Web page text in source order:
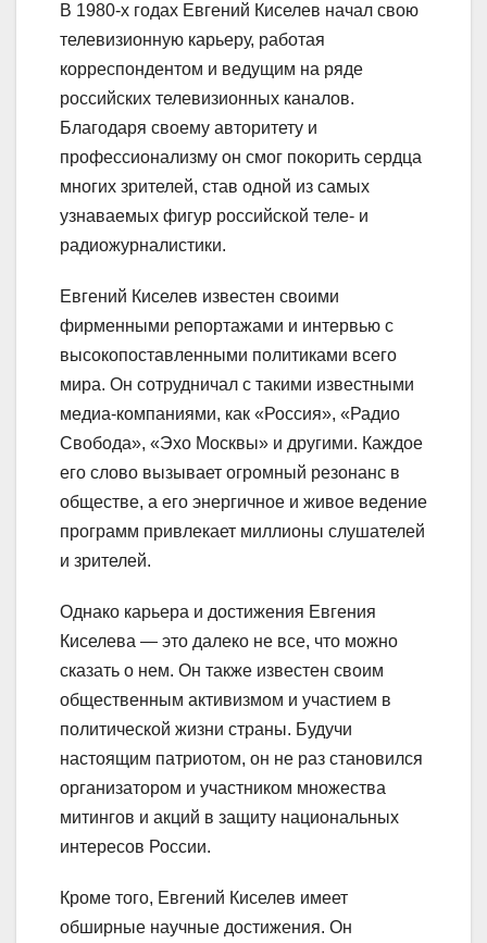
В 1980-х годах Евгений Киселев начал свою
телевизионную карьеру, работая
корреспондентом и ведущим на ряде
российских телевизионных каналов.
Благодаря своему авторитету и
профессионализму он смог покорить сердца
многих зрителей, став одной из самых
узнаваемых фигур российской теле- и
радиожурналистики.
Евгений Киселев известен своими
фирменными репортажами и интервью с
высокопоставленными политиками всего
мира. Он сотрудничал с такими известными
медиа-компаниями, как «Россия», «Радио
Свобода», «Эхо Москвы» и другими. Каждое
его слово вызывает огромный резонанс в
обществе, а его энергичное и живое ведение
программ привлекает миллионы слушателей
и зрителей.
Однако карьера и достижения Евгения
Киселева — это далеко не все, что можно
сказать о нем. Он также известен своим
общественным активизмом и участием в
политической жизни страны. Будучи
настоящим патриотом, он не раз становился
организатором и участником множества
митингов и акций в защиту национальных
интересов России.
Кроме того, Евгений Киселев имеет
обширные научные достижения. Он